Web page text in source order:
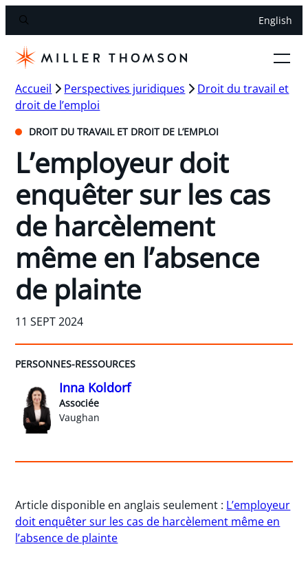
English
Accueil Perspectives juridiques
Droit du travail et
droit de l’emploi
DROIT DU TRAVAIL ET DROIT DE L’EMPLOI
L’employeur doit
enquêter sur les cas
de harcèlement
même en l’absence
de plainte
11 SEPT 2024
PERSONNES-RESSOURCES
Inna Koldorf
Associée
Vaughan
Article disponible en anglais seulement : L’employeur
doit enquêter sur les cas de harcèlement même en
l’absence de plainte